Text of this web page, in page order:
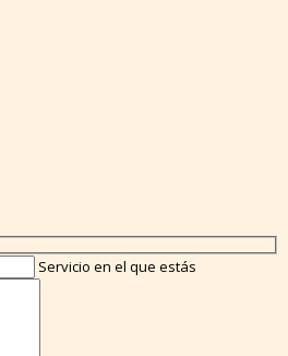
Servicio en el que estás